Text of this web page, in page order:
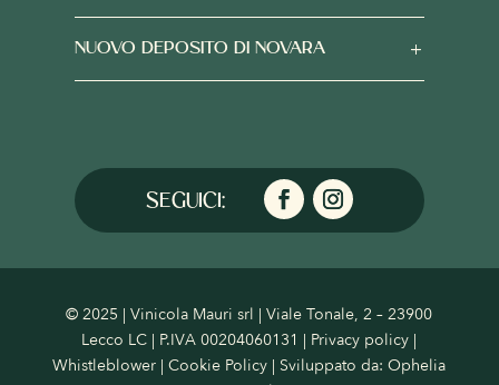
NUOVO DEPOSITO DI NOVARA
© 2025 | Vinicola Mauri srl | Viale Tonale, 2 – 23900
Lecco LC | P.IVA 00204060131 | Privacy policy |
Whistleblower |Cookie Policy | Sviluppato da:Ophelia